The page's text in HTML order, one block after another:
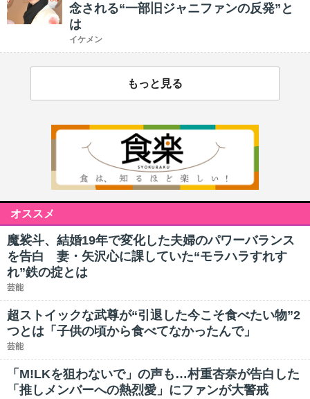
念される“一部旧ジャニファンの反発”と
は
イケメン
もっと見る
オススメ
魔裟斗、結婚19年で変化した夫婦のパワーバランス
を告白 妻・矢沢心に課していた“モラハラすれす
れ”鉄の掟とは
芸能
超ストイックな武尊が“引退した今こそ食べたい物”2
つとは「子供の頃から食べてなかったんで」
芸能
「M!LKを狙わないで」の声も…村重杏奈が告白した
「推しメンバーへの熱烈愛」にファンが大警戒